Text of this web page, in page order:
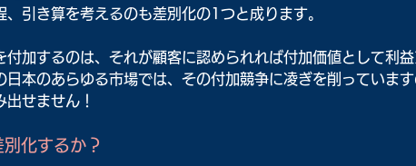
、引き算を考えるのも差別化の1つと成ります。
付加するのは、それが顧客に認められれば付加価値として利
日本のあらゆる市場では、その付加競争に凌ぎを削っていま
せません！
化するか？